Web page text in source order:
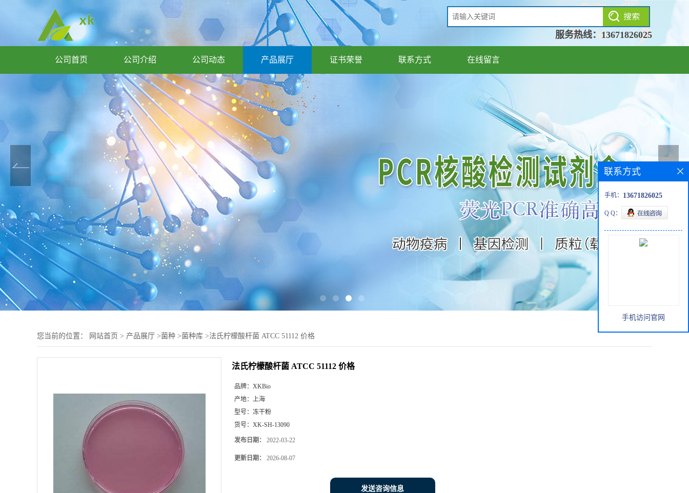
服务热线：13671826025
公司首页 公司介绍 公司动态 产品展厅 证书荣誉 联系方式 在线留言
您当前的位置： 网站首页 > 产品展厅 >菌种 >菌种库 >法氏柠檬酸杆菌 ATCC 51112 价格
法氏柠檬酸杆菌 ATCC 51112 价格
品牌： XKBio
产地： 上海
型号： 冻干粉
货号： XK-SH-13090
发布日期： 2022-03-22
更新日期： 2026-08-07
发送咨询信息
联系方式
手机： 13671826025
Q Q：
手机访问官网